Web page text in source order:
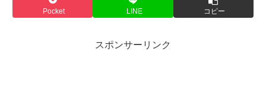
Pocket LINE コピー
スポンサーリンク